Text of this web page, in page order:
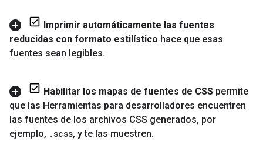
Imprimir automáticamente las fuentes
reducidas con formato estilístico hace que esas
fuentes sean legibles.
Habilitar los mapas de fuentes de CSS permite
que las Herramientas para desarrolladores encuentren
las fuentes de los archivos CSS generados, por
ejemplo, .scss, y te las muestren.